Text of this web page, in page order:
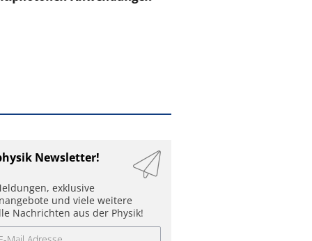
Newsletter!
exklusive
und viele weitere
Nachrichten aus der Physik!